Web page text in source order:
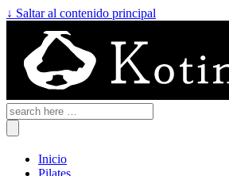
↓ Saltar al contenido principal
Inicio
Pilates